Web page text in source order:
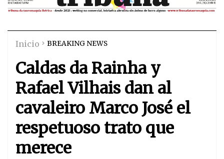
Inicio BREAKING NEWS
Caldas da Rainha y
Rafael Vilhais dan al
cavaleiro Marco José el
respetuoso trato que
merece